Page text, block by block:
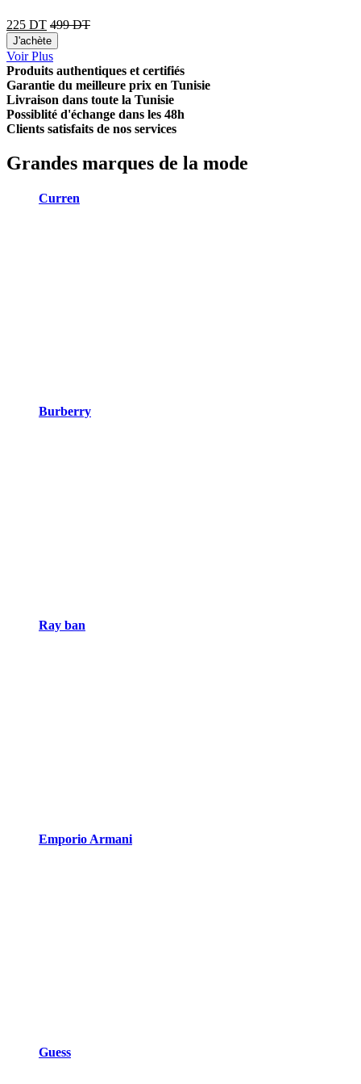
225 DT 499DT
J'achète
Voir Plus
Produits authentiques et certifiés
Garantie du meilleure prix en Tunisie
Livraison dans toute la Tunisie
Possiblité d'échange dans les 48h
Clients satisfaits de nos services
Grandes marques de la mode
Curren
Burberry
Ray ban
Emporio Armani
Guess